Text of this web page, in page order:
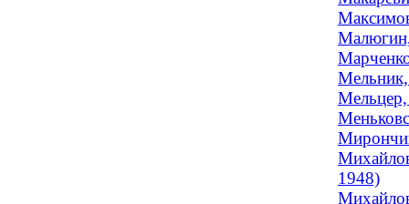
Малюгин,
1948)